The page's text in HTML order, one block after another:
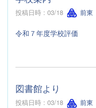
投稿日時 : 03/18 前東
令和７年度学校評価
図書館より
投稿日時 : 03/18 前東